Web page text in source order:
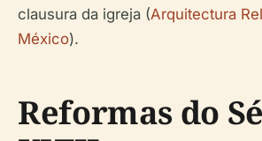
clausura da igreja (Arquitectura
México).
Reformas do